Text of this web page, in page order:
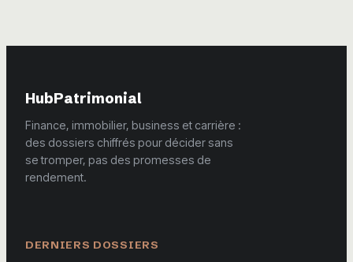
HubPatrimonial
Finance, immobilier, business et carrière :
des dossiers chiffrés pour décider sans
se tromper, pas des promesses de
rendement.
DERNIERS DOSSIERS